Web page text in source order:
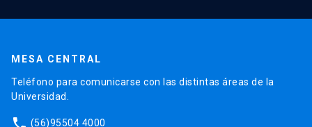
MESA CENTRAL
Teléfono para comunicarse con las distintas áreas de la
Universidad.
phone (56)95504 4000